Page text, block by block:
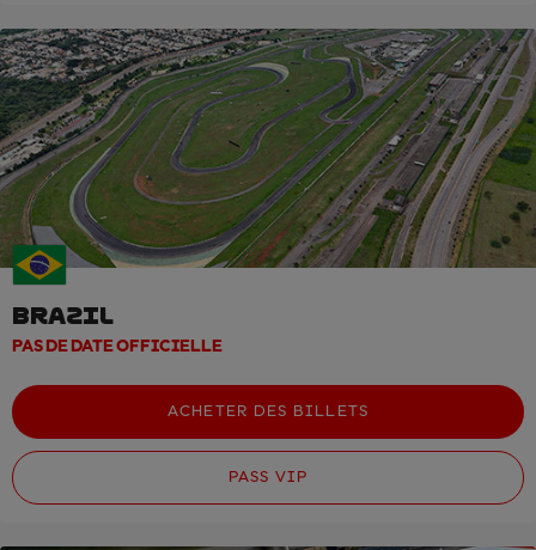
BRAZIL
PAS DE DATE OFFICIELLE
ACHETER DES BILLETS
PASS VIP